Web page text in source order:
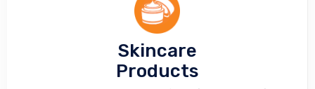
Skincare
Products